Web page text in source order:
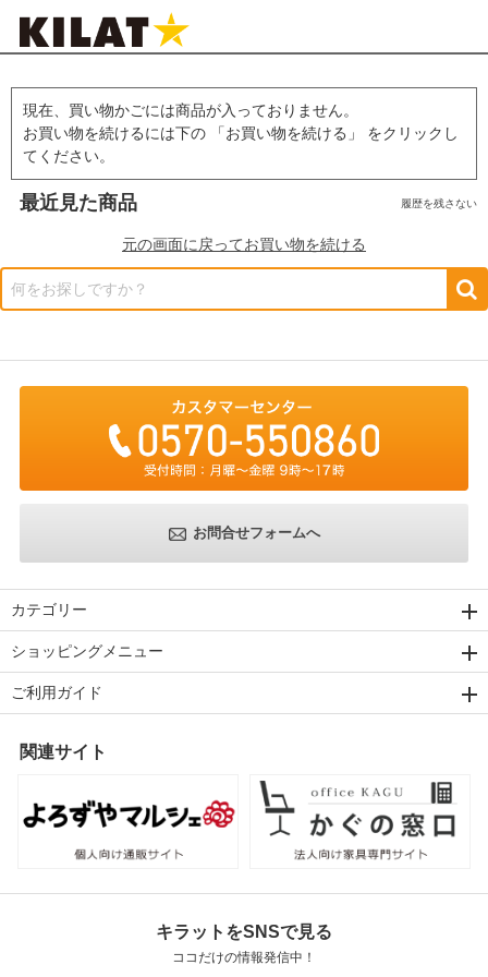
現在、買い物かごには商品が入っておりません。
お買い物を続けるには下の 「お買い物を続ける」 をクリックし
てください。
最近見た商品 履歴を残さない
元の画面に戻ってお買い物を続ける
何をお探しですか？
お問合せフォームへ
カテゴリー
ショッピングメニュー
ご利用ガイド
関連サイト
キラットをSNSで見る
ココだけの情報発信中！